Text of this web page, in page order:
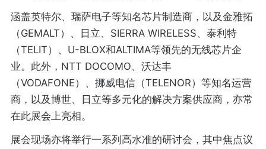
涵盖英特尔、瑞萨电子等知名芯片制造商，以及金雅拓
（GEMALT）、日立、SIERRA WIRELESS、泰利特
（TELIT）、U-BLOX和ALTIMA等领先的无线芯片企
业。此外，NTT DOCOMO、沃达丰
（VODAFONE）、挪威电信（TELENOR）等知名运营
商，以及博世、日立等多元化的解决方案供应商，亦常
在此展会上亮相。
展会现场亦将举行一系列高水准的研讨会，其中焦点议